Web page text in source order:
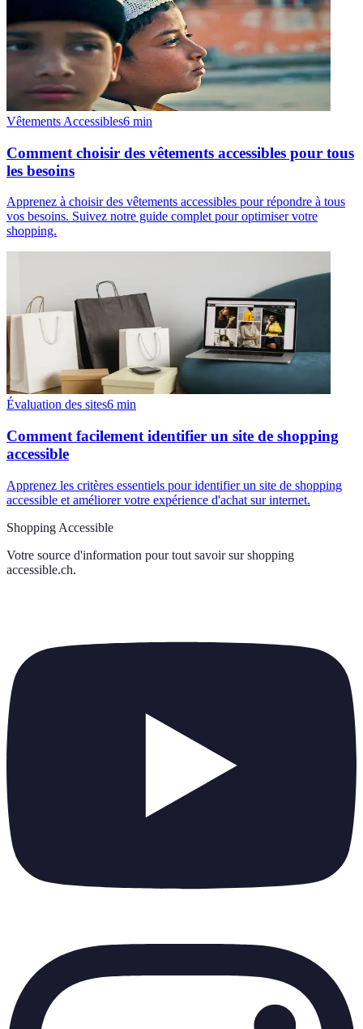
Vêtements Accessibles6 min
Comment choisir des vêtements accessibles pour tous
les besoins
Apprenez à choisir des vêtements accessibles pour répondre à tous
vos besoins. Suivez notre guide complet pour optimiser votre
shopping.
Évaluation des sites6 min
Comment facilement identifier un site de shopping
accessible
Apprenez les critères essentiels pour identifier un site de shopping
accessible et améliorer votre expérience d'achat sur internet.
Shopping Accessible
Votre source d'information pour tout savoir sur shopping
accessible.ch.